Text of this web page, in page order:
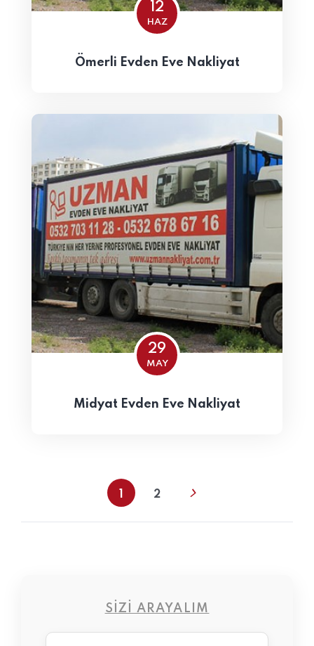
12
HAZ
Ömerli Evden Eve Nakliyat
29
MAY
Midyat Evden Eve Nakliyat
1 2
SIZI ARAYALIM